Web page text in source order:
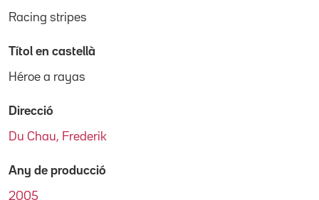
Racing stripes
Títol en castellà
Héroe a rayas
Direcció
Du Chau, Frederik
Any de producció
2005